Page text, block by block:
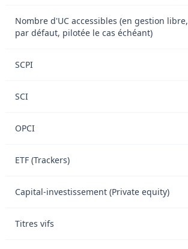
Nombre d'UC accessibles (en gestion libre,
par défaut, pilotée le cas échéant)
SCPI
SCI
OPCI
ETF (Trackers)
Capital-investissement (Private equity)
Titres vifs